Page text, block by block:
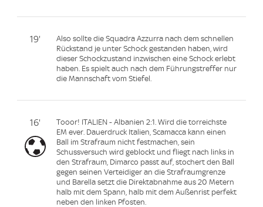
19'
Also sollte die Squadra Azzurra nach dem schnellen
Rückstand je unter Schock gestanden haben, wird
dieser Schockzustand inzwischen eine Schock erlebt
haben. Es spielt auch nach dem Führungstreffer nur
die Mannschaft vom Stiefel.
16'
Tooor! ITALIEN - Albanien 2:1. Wird die torreichste
EM ever. Dauerdruck Italien, Scamacca kann einen
Ball im Strafraum nicht festmachen, sein
Schussversuch wird geblockt und fliegt nach links in
den Strafraum, Dimarco passt auf, stochert den Ball
gegen seinen Verteidiger an die Strafraumgrenze
und Barella setzt die Direktabnahme aus 20 Metern
halb mit dem Spann, halb mit dem Außenrist perfekt
neben den linken Pfosten.